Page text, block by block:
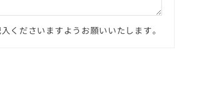
くださいますようお願いいたします。